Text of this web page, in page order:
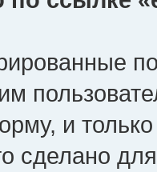
и
сделано